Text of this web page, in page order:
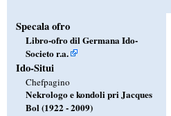
Specala ofro
Libro-ofro dil Germana Ido-
Societo r.a.
Ido-Situi
Chefpagino
Nekrologo e kondoli pri Jacques
Bol (1922 - 2009)